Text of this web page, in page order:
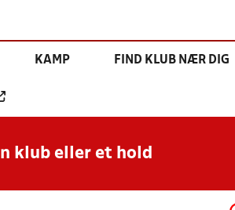
KAMP FIND KLUB NÆR DIG
klub eller et hold